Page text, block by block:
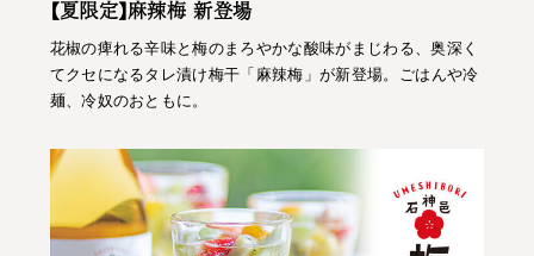
【夏限定】麻辣梅 新登場
花椒の痺れる辛味と梅のまろやかな酸味がまじわる、奥深く
てクセになるタレ漬け梅干「麻辣梅」が新登場。ごはんや冷
麺、冷奴のおともに。